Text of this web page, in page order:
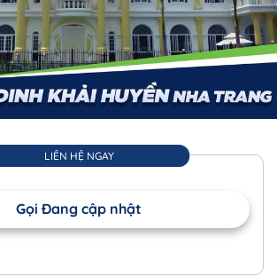
LIÊN HỆ NGAY
Gọi Đang cập nhật